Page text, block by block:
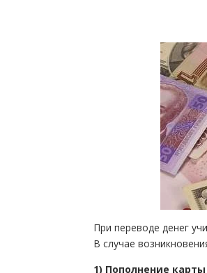
При переводе денег
В случае
1) Пополнение карты